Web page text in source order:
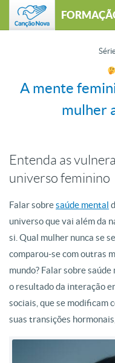
A mente
mulher
Entenda as
universo feminino
Falar sobresaúde mental
universo que vai além da
si. Qual mulher nunca se
comparou-se com outras
mundo? Falar sobre
o resultado da interação
sociais, que se modificam
suas transições